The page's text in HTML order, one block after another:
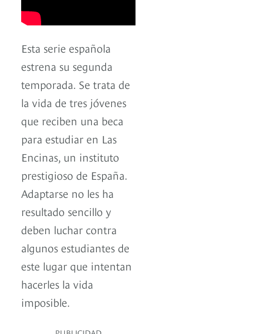
Esta serie española
estrena su segunda
temporada. Se trata de
la vida de tres jóvenes
que reciben una beca
para estudiar en Las
Encinas, un instituto
prestigioso de España.
Adaptarse no les ha
resultado sencillo y
deben luchar contra
algunos estudiantes de
este lugar que intentan
hacerles la vida
imposible.